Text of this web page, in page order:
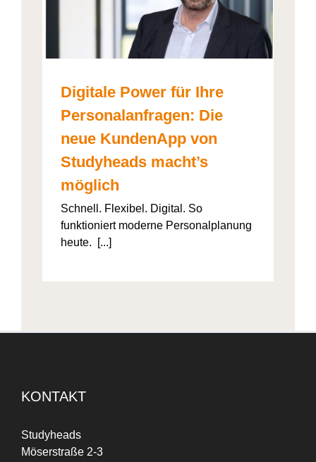
Digitale Power für Ihre
Personalanfragen: Die
neue KundenApp von
Studyheads macht’s
möglich
Schnell. Flexibel. Digital. So
funktioniert moderne Personalplanung
heute. [...]
KONTAKT
Studyheads
Möserstraße 2-3